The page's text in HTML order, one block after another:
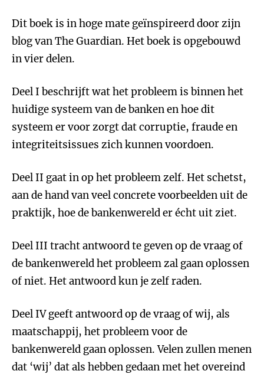
Dit boek is in hoge mate geïnspireerd door zijn
blog van The Guardian. Het boek is opgebouwd
in vier delen.
Deel I beschrijft wat het probleem is binnen het
huidige systeem van de banken en hoe dit
systeem er voor zorgt dat corruptie, fraude en
integriteitsissues zich kunnen voordoen.
Deel II gaat in op het probleem zelf. Het schetst,
aan de hand van veel concrete voorbeelden uit de
praktijk, hoe de bankenwereld er écht uit ziet.
Deel III tracht antwoord te geven op de vraag of
de bankenwereld het probleem zal gaan oplossen
of niet. Het antwoord kun je zelf raden.
Deel IV geeft antwoord op de vraag of wij, als
maatschappij, het probleem voor de
bankenwereld gaan oplossen. Velen zullen menen
dat ‘wij’ dat als hebben gedaan met het overeind